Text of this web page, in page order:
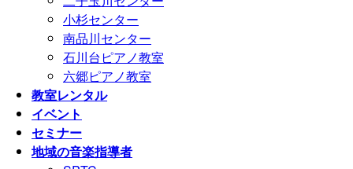
小杉センター
南品川センター
石川台ピアノ教室
六郷ピアノ教室
教室レンタル
イベント
セミナー
地域の音楽指導者